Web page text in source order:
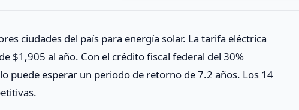
ciudades del país para energía solar. La tarifa eléctrica
$1,905 al año. Con el crédito fiscal federal del 30%
puede esperar un periodo de retorno de 7.2 años. Los 14